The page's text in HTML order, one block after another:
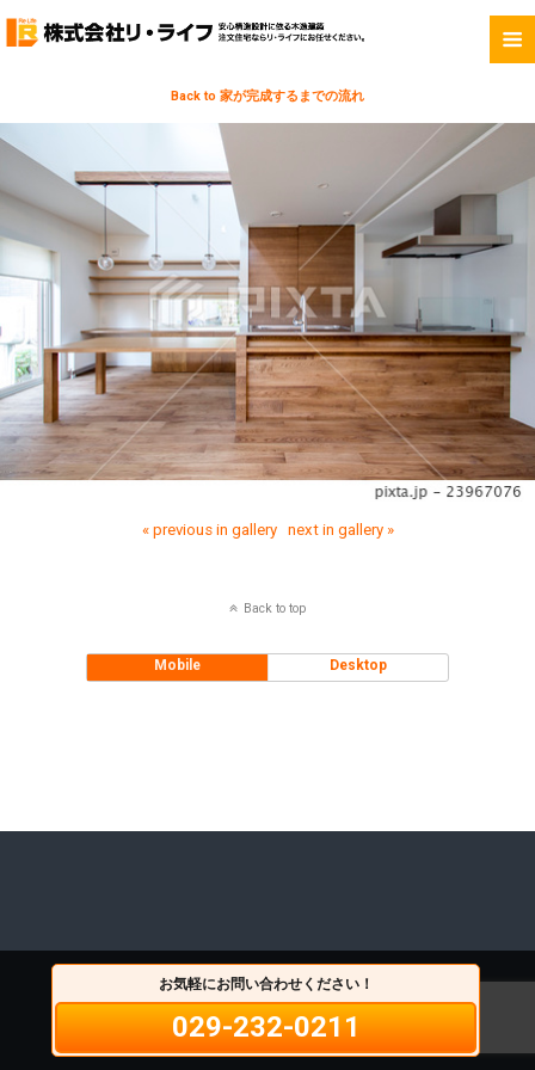
Back to 家が完成するまでの流れ
« previous in gallery next in gallery »
Back to top
Mobile Desktop
お気軽にお問い合わせください！
029-232-0211